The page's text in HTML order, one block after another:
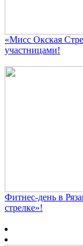
«Мисс Окская
участницами!
Фитнес‑день в
стрелке»!